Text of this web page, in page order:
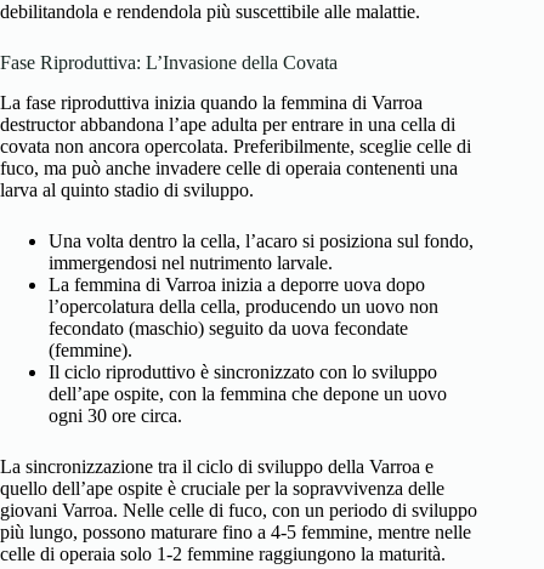
debilitandola e rendendola più suscettibile alle malattie.
Fase Riproduttiva: L’Invasione della Covata
La fase riproduttiva inizia quando la femmina di Varroa
destructor abbandona l’ape adulta per entrare in una cella di
covata non ancora opercolata. Preferibilmente, sceglie celle di
fuco, ma può anche invadere celle di operaia contenenti una
larva al quinto stadio di sviluppo.
Una volta dentro la cella, l’acaro si posiziona sul fondo,
immergendosi nel nutrimento larvale.
La femmina di Varroa inizia a deporre uova dopo
l’opercolatura della cella, producendo un uovo non
fecondato (maschio) seguito da uova fecondate
(femmine).
Il ciclo riproduttivo è sincronizzato con lo sviluppo
dell’ape ospite, con la femmina che depone un uovo
ogni 30 ore circa.
La sincronizzazione tra il ciclo di sviluppo della Varroa e
quello dell’ape ospite è cruciale per la sopravvivenza delle
giovani Varroa. Nelle celle di fuco, con un periodo di sviluppo
più lungo, possono maturare fino a 4-5 femmine, mentre nelle
celle di operaia solo 1-2 femmine raggiungono la maturità.